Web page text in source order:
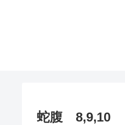
蛇腹 8,9,10